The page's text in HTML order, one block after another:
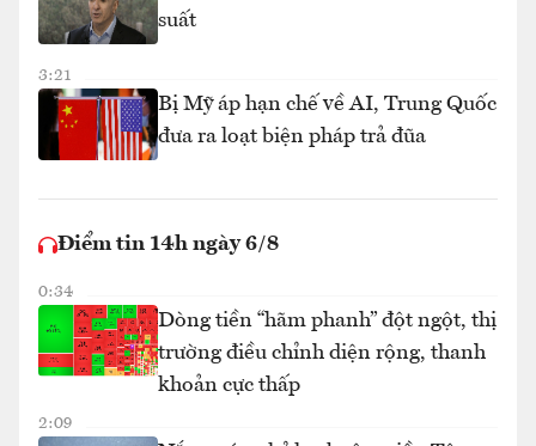
suất
3:21
Bị Mỹ áp hạn chế về AI, Trung Quốc
đưa ra loạt biện pháp trả đũa
Điểm tin 14h ngày 6/8
0:34
Dòng tiền “hãm phanh” đột ngột, thị
trường điều chỉnh diện rộng, thanh
khoản cực thấp
2:09